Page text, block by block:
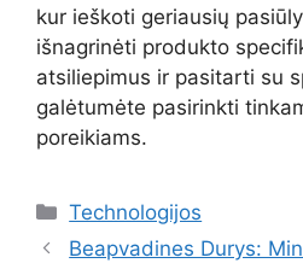
kur ieškoti geriausių
išnagrinėti produkto
atsiliepimus ir pasitarti su
galėtumėte pasirinkti
poreikiams.
Kategorijos
Technologijos
Beapvadines Durys: